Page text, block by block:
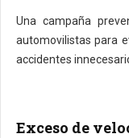
Una campaña
automovilistas para
accidentes
Exceso de